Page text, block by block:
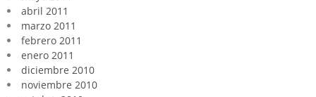
abril 2011
marzo 2011
febrero 2011
enero 2011
diciembre 2010
noviembre 2010